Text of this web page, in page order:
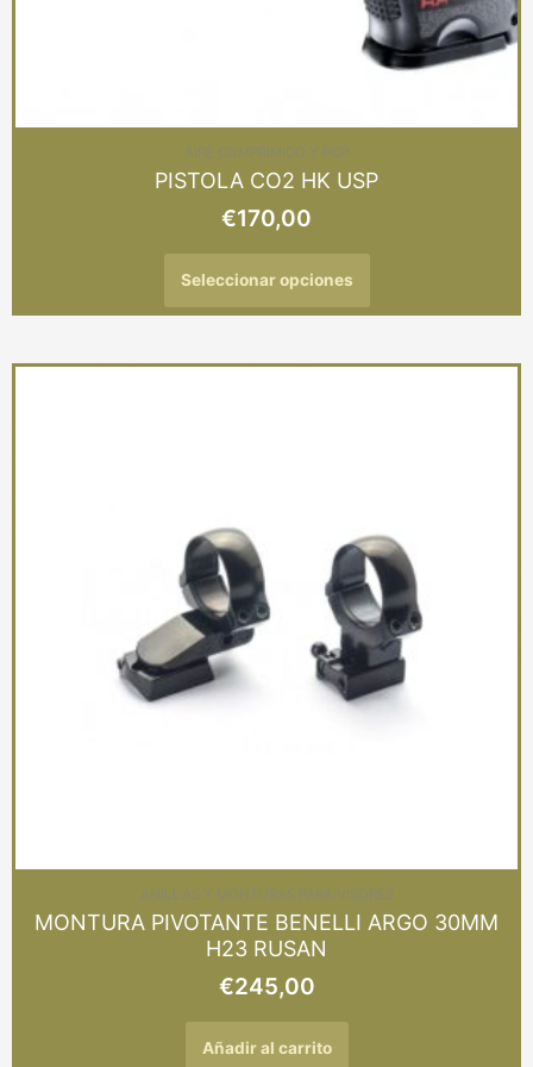
AIRE COMPRIMIDO Y PCP
PISTOLA CO2 HK USP
€170,00
Seleccionar opciones
ANILLAS Y MONTURAS PARA VISORES
MONTURA PIVOTANTE BENELLI ARGO 30MM
H23 RUSAN
€245,00
Añadir al carrito